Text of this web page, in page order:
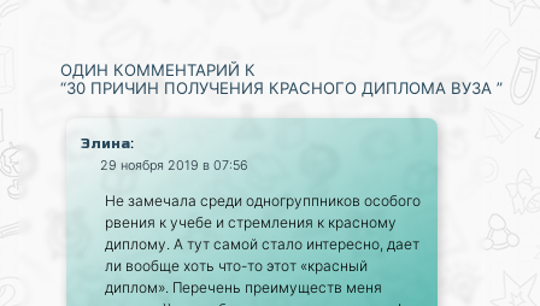
ОДИН КОММЕНТАРИЙ К
“30 ПРИЧИН ПОЛУЧЕНИЯ КРАСНОГО ДИПЛОМА ВУЗА ”
Элина:
29 ноября 2019 в 07:56
Не замечала среди одногруппников особого
рвения к учебе и стремления к красному
диплому. А тут самой стало интересно, дает
ли вообще хоть что-то этот «красный
диплом». Перечень преимуществ меня